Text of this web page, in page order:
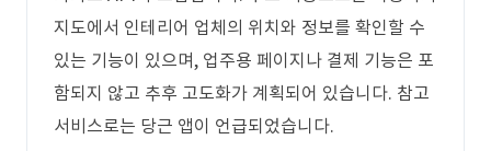
지도에서 인테리어 업체의 위치와 정보를 확인할 수
있는 기능이 있으며, 업주용 페이지나 결제 기능은 포
함되지 않고 추후 고도화가 계획되어 있습니다. 참고
서비스로는 당근 앱이 언급되었습니다.